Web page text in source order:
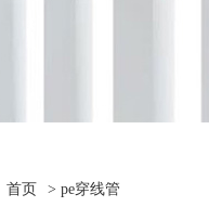
首页 > pe穿线管